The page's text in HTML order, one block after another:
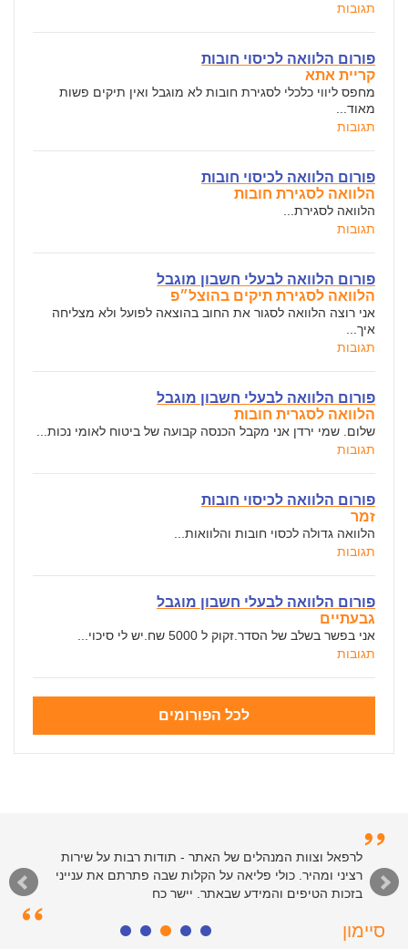
תגובות
פורום הלוואה לכיסוי חובות
קריית אתא
מחפס ליווי כלכלי לסגירת חובות לא מוגבל ואין תיקים פשות
מאוד...
תגובות
פורום הלוואה לכיסוי חובות
הלוואה לסגירת חובות
הלוואה לסגירת...
תגובות
פורום הלוואה לבעלי חשבון מוגבל
הלוואה לסגירת תיקים בהוצל״פ
אני רוצה הלוואה לסגור את החוב בהוצאה לפועל ולא מצליחה
איך...
תגובות
פורום הלוואה לבעלי חשבון מוגבל
הלוואה לסגרית חובות
שלום. שמי ירדן אני מקבל הכנסה קבועה של ביטוח לאומי נכות...
תגובות
פורום הלוואה לכיסוי חובות
זמר
הלוואה גדולה לכסוי חובות והלוואות...
תגובות
פורום הלוואה לבעלי חשבון מוגבל
גבעתיים
אני בפשר בשלב של הסדר.זקוק ל 5000 שח.יש לי סיכוי...
תגובות
לכל הפורומים
לרפאל וצוות המנהלים של האתר - תודות רבות על שירות
רציני ומהיר. כולי פליאה על הקלות שבה פתרתם את ענייני
בזכות הטיפים והמידע שבאתר. יישר כח
סיימון